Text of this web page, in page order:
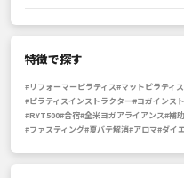
特徴で探す
#リフォーマーピラティス#マットピラティス
#ピラティスインストラクター#ヨガインス
#RYT500#合宿#全米ヨガアライアンス#補
#ファスティング#夏バテ解消#アロマ#ダイ